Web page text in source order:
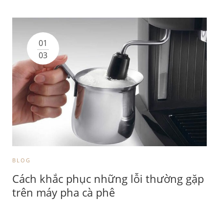
01
03
BLOG
Cách khắc phục những lỗi thường gặp
trên máy pha cà phê